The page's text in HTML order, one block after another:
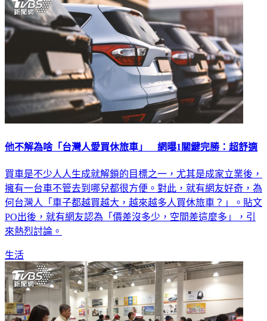
他不解為啥「台灣人愛買休旅車」 網曝1關鍵完勝：超舒適
買車是不少人人生成就解鎖的目標之一，尤其是成家立業後，
擁有一台車不管去到哪兒都很方便。對此，就有網友好奇，為
何台灣人「車子都越買越大，越來越多人買休旅車？」。貼文
PO出後，就有網友認為「價差沒多少，空間差這麼多」，引
來熱烈討論。
生活